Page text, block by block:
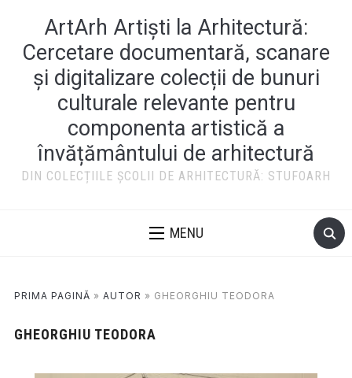
ArtArh Artiști la Arhitectură:
Cercetare documentară, scanare
și digitalizare colecții de bunuri
culturale relevante pentru
componenta artistică a
învățământului de arhitectură
DIN COLECȚIILE ȘCOLII DE ARHITECTURĂ: STUFOARH
MENU
PRIMA PAGINĂ » AUTOR » GHEORGHIU TEODORA
GHEORGHIU TEODORA